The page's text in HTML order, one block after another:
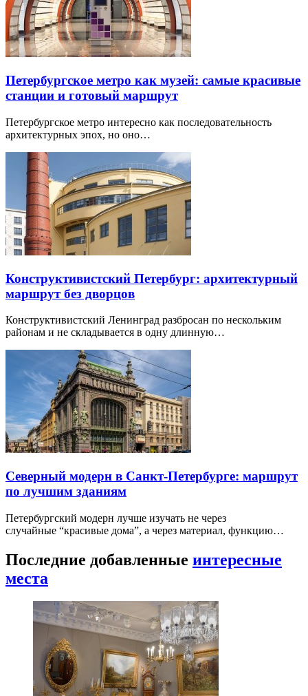
Петербургское метро как музей: самые красивые
станции и готовый маршрут
Петербургское метро интересно как последовательность
архитектурных эпох, но оно…
Конструктивистский Петербург: архитектурный
маршрут без дворцов
Конструктивистский Ленинград разбросан по нескольким
районам и не складывается в одну длинную…
Северный модерн в Санкт-Петербурге: маршрут
по лучшим зданиям
Петербургский модерн лучше изучать не через
случайные “красивые дома”, а через материал, функцию…
Последние добавленные интересные
места